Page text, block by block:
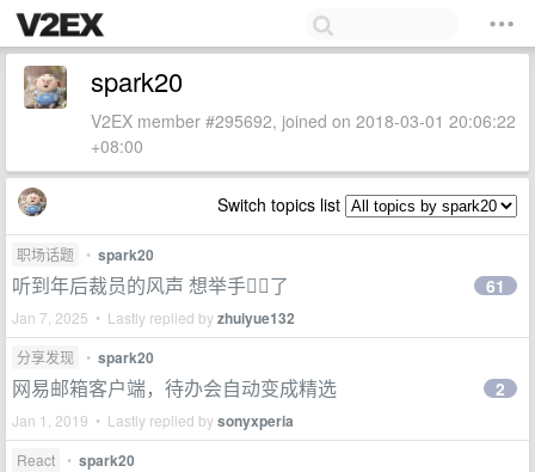
spark20
V2EX member #295692, joined on 2018-03-01 20:06:22
+08:00
Switch topics list
职场话题 • spark20
听到年后裁员的风声 想举手🙋‍♂️了
Jan 7, 2025 • Lastly replied byzhuiyue132
61
分享发现 • spark20
网易邮箱客户端，待办会自动变成精选
Jan 1, 2019 • Lastly replied bysonyxperia
2
React • spark20